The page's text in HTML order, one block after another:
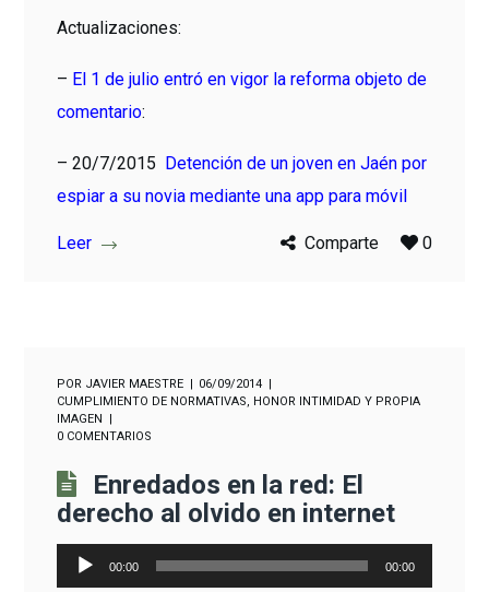
Actualizaciones:
– El 1 de julio entró en vigor la reforma objeto de
comentario:
– 20/7/2015
Detención de un joven en Jaén por
espiar a su novia mediante una app para móvil
Leer Comparte 0
POR JAVIER MAESTRE
06/09/2014
CUMPLIMIENTO DE NORMATIVAS, HONOR INTIMIDAD Y PROPIA
IMAGEN
0 COMENTARIOS
Enredados en la red: El
derecho al olvido en internet
Reproductor
00:00 00:00